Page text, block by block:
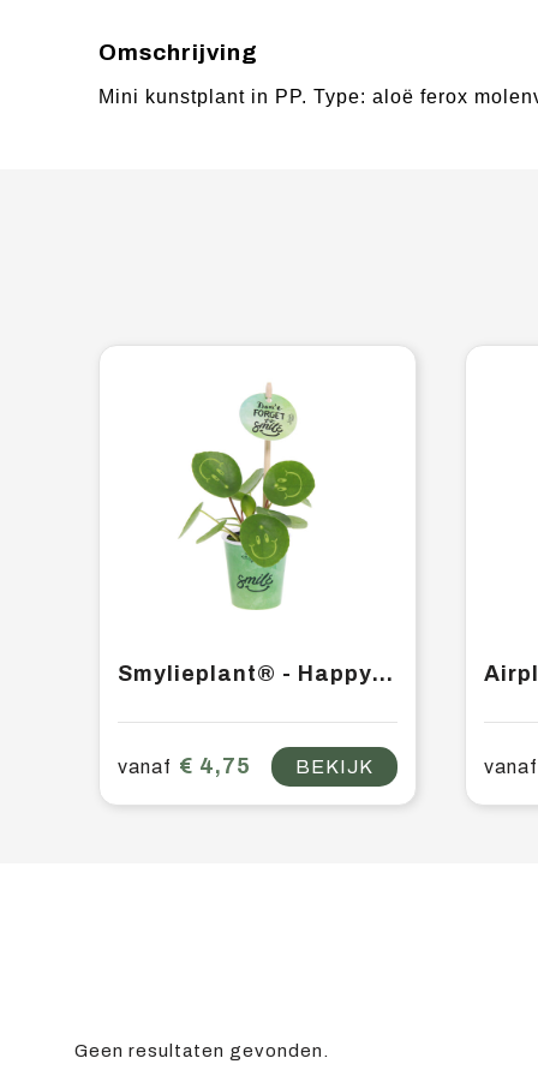
Omschrijving
Mini kunstplant in PP. Type: aloë ferox
Smylieplant® - Happy in papercup (small)
vanaf € 4,75 BEKIJK vanaf
Geen resultaten gevonden.